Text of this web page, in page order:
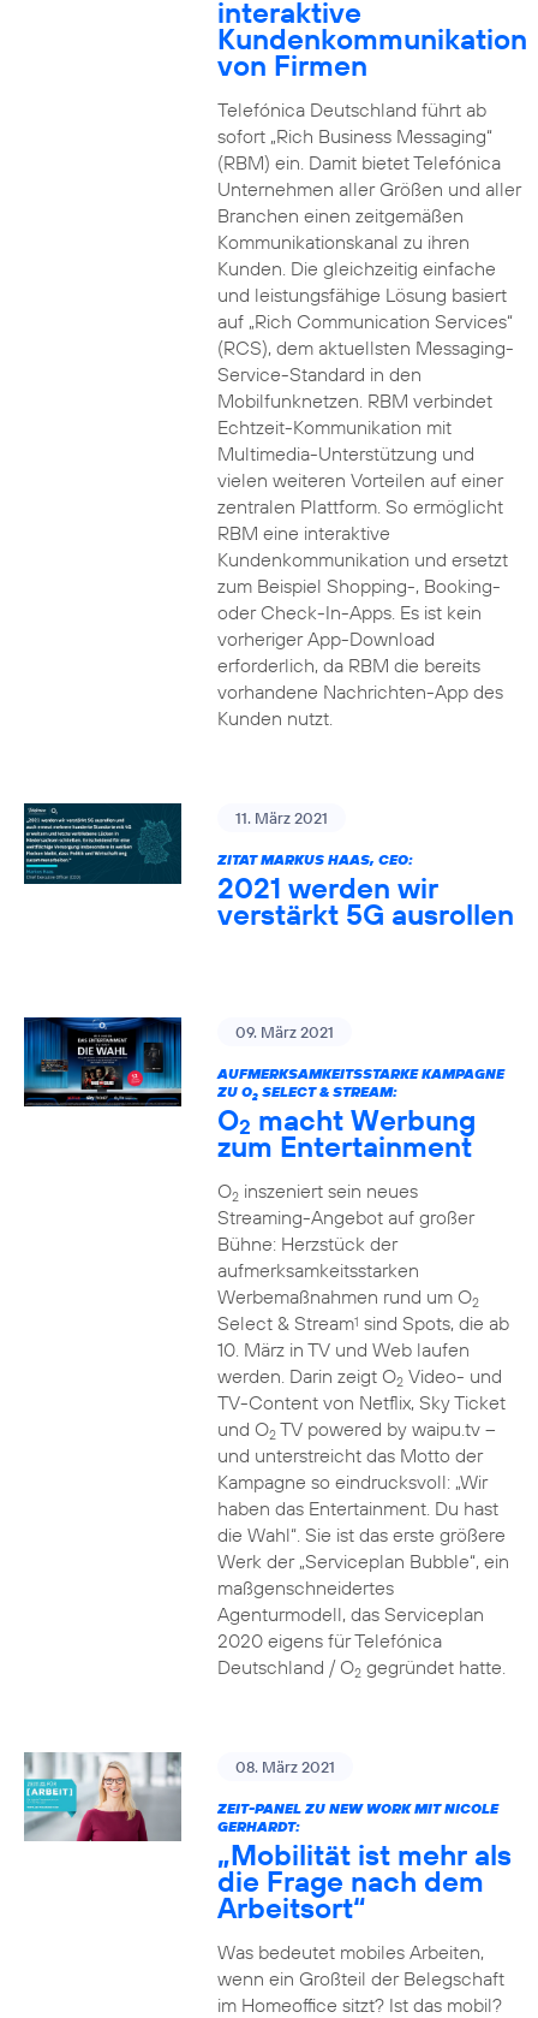
interaktive
Kundenkommunikation
von Firmen
Telefónica Deutschland führt ab
sofort „Rich Business Messaging“
(RBM) ein. Damit bietet Telefónica
Unternehmen aller Größen und aller
Branchen einen zeitgemäßen
Kommunikationskanal zu ihren
Kunden. Die gleichzeitig einfache
und leistungsfähige Lösung basiert
auf „Rich Communication Services“
(RCS), dem aktuellsten Messaging-
Service-Standard in den
Mobilfunknetzen. RBM verbindet
Echtzeit-Kommunikation mit
Multimedia-Unterstützung und
vielen weiteren Vorteilen auf einer
zentralen Plattform. So ermöglicht
RBM eine interaktive
Kundenkommunikation und ersetzt
zum Beispiel Shopping-, Booking-
oder Check-In-Apps. Es ist kein
vorheriger App-Download
erforderlich, da RBM die bereits
vorhandene Nachrichten-App des
Kunden nutzt.
11. März 2021
ZITAT MARKUS HAAS, CEO:
2021 werden wir
verstärkt 5G ausrollen
09. März 2021
AUFMERKSAMKEITSSTARKE KAMPAGNE
ZU O2SELECT & STREAM:
O2 macht Werbung
zum Entertainment
O2inszeniert sein neues
Streaming-Angebot auf großer
Bühne: Herzstück der
aufmerksamkeitsstarken
Werbemaßnahmen rund um O2
Select & Stream1 sind Spots, die ab
10. März in TV und Web laufen
werden. Darin zeigt O2Video- und
TV-Content von Netflix, Sky Ticket
und O2TV powered by waipu.tv –
und unterstreicht das Motto der
Kampagne so eindrucksvoll: „Wir
haben das Entertainment. Du hast
die Wahl“. Sie ist das erste größere
Werk der „Serviceplan Bubble“, ein
maßgenschneidertes
Agenturmodell, das Serviceplan
2020 eigens für Telefónica
Deutschland / O2gegründet hatte.
08. März 2021
ZEIT-PANEL ZU NEW WORK MIT NICOLE
GERHARDT:
„Mobilität ist mehr als
die Frage nach dem
Arbeitsort“
Was bedeutet mobiles Arbeiten,
wenn ein Großteil der Belegschaft
im Homeoffice sitzt? Ist das mobil?